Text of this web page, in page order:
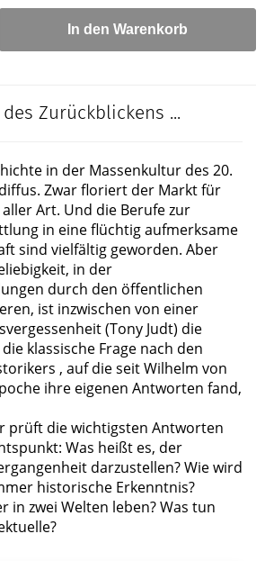
In den Warenkorb
Zurückblickens ...
in der Massenkultur des 20.
Zwar floriert der Markt für
Art. Und die Berufe zur
in eine flüchtig aufmerksame
sind vielfältig geworden. Aber
in der
durch den öffentlichen
ist inzwischen von einer
(Tony Judt) die
klassische Frage nach den
, auf die seit Wilhelm von
ihre eigenen Antworten fand,
prüft die wichtigsten Antworten
Was heißt es, der
darzustellen? Wie wird
historische Erkenntnis?
in zwei Welten leben? Was tun